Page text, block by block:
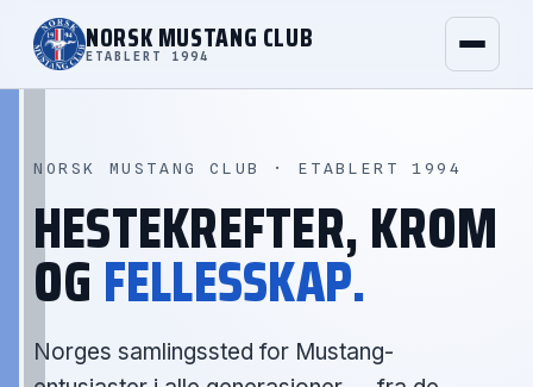
NORSK MUSTANG CLUB
ETABLERT 1994
NORSK MUSTANG CLUB · ETABLERT1994
HESTEKREFTER, KROM
OGFELLESSKAP.
Norges samlingssted for Mustang-